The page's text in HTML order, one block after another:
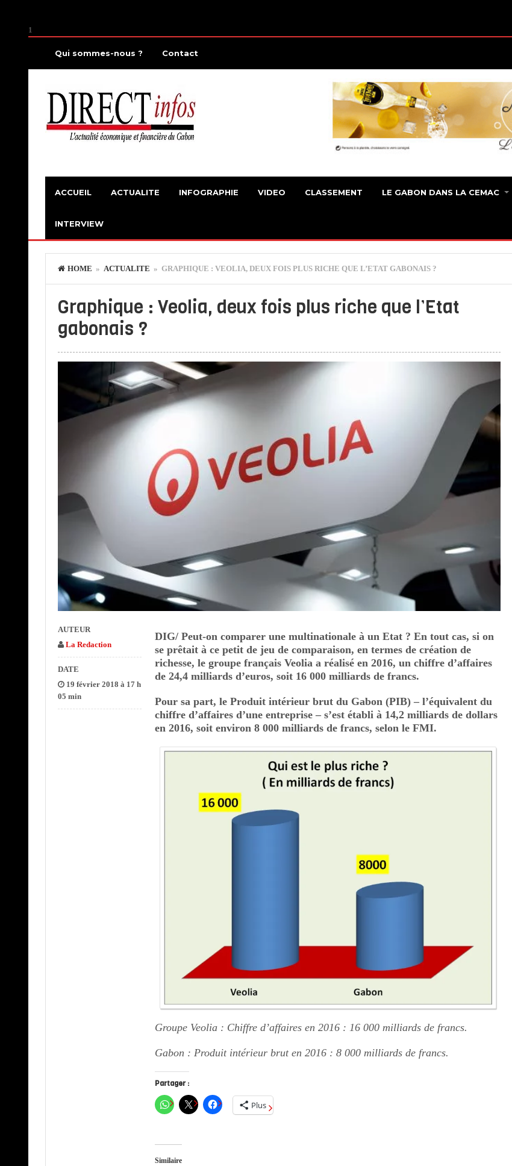
1
Qui sommes-nous ? Contact
ACCUEIL ACTUALITE INFOGRAPHIE VIDEO CLASSEMENT LE GABON DANS LA CEMAC
INTERVIEW
HOME » ACTUALITE » GRAPHIQUE : VEOLIA, DEUX FOIS PLUS RICHE QUE L’ETAT GABONAIS ?
Graphique : Veolia, deux fois plus riche que l’Etat
gabonais ?
DIG/ Peut-on comparer une multinationale à un Etat ? En tout cas, si on
se prêtait à ce petit de jeu de comparaison,en termes de création de
richesse, le groupe français Veolia a réalisé en 2016, un chiffre d’affaires
de 24,4 milliards d’euros, soit 16 000 milliards de francs.
Pour sa part, le Produit intérieur brut du Gabon (PIB) – l’équivalent du
chiffre d’affaires d’une entreprise – s’est établi à 14,2 milliards de dollars
en 2016, soit environ 8 000 milliards de francs, selon le FMI.
Groupe Veolia : Chiffre d’affaires en 2016 : 16 000 milliards de francs.
Gabon : Produit intérieur brut en 2016 : 8 000 milliards de francs.
Partager :
Plus
Similaire
AUTEUR
La Redaction
DATE
19 février 2018 à 17 h
05 min